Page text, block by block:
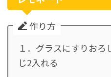
作り方
１．グラスにすりおろ
じ2入れる